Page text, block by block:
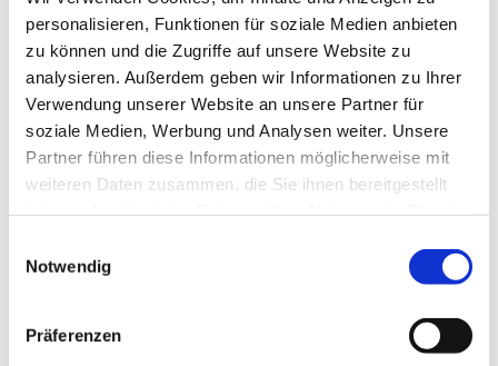
personalisieren, Funktionen für soziale Medien anbieten
zu können und die Zugriffe auf unsere Website zu
analysieren. Außerdem geben wir Informationen zu Ihrer
Verwendung unserer Website an unsere Partner für
soziale Medien, Werbung und Analysen weiter. Unsere
Partner führen diese Informationen möglicherweise mit
weiteren Daten zusammen, die Sie ihnen bereitgestellt
Notwendig
Präferenzen
Dienstag, 23. Februar 2027, 18:00
Uhr
Rothenuffeln - Gemeindehaus,
Bäckerstraße 40, 32479 Hille